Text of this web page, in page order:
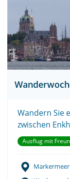
Wandern Sie
zwischen
Ausflug mit
Markermeer